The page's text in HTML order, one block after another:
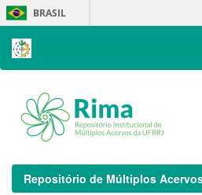
Skip
navigation
BRASIL
Repositório de Múltiplos